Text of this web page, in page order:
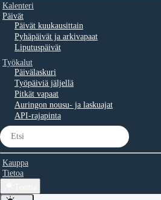
Kalenteri
Päivät
Päivät kuukausittain
Pyhäpäivät ja arkivapaat
Liputuspäivät
Työkalut
Päivälaskuri
Työpäiviä jäljellä
Pitkät vapaat
Auringon nousu- ja laskuajat
API-rajapinta
Kauppa
Tietoa